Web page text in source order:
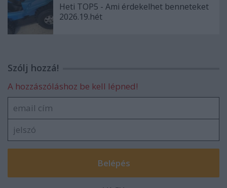
Heti TOP5 - Ami érdekelhet benneteket
2026.19.hét
Szólj hozzá!
A hozzászóláshoz be kell lépned!